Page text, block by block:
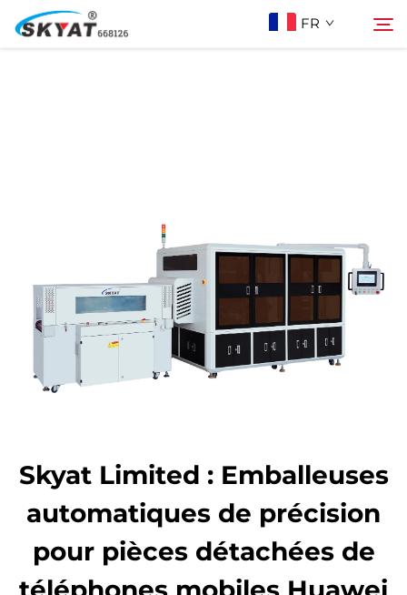
FR
Vidéo Et Application
Projets
Actualités
Skyat Limited : Emballeuses
automatiques de précision
pour pièces détachées de